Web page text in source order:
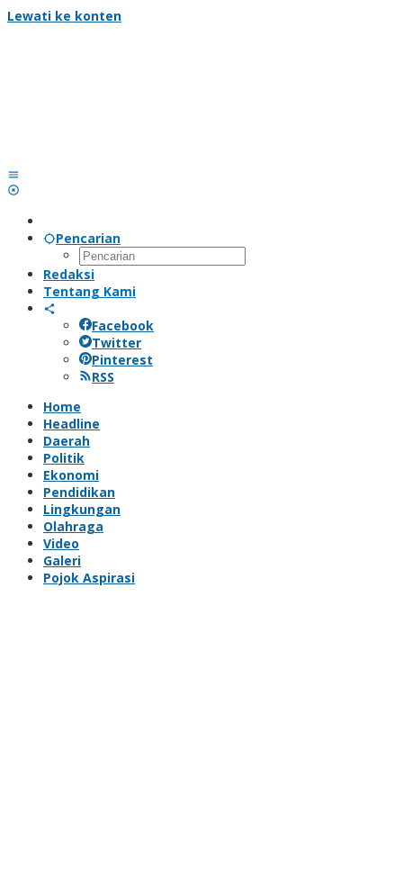
Lewati ke konten
Pencarian
Redaksi
Tentang Kami
Facebook
Twitter
Pinterest
RSS
Home
Headline
Daerah
Politik
Ekonomi
Pendidikan
Lingkungan
Olahraga
Video
Galeri
Pojok Aspirasi